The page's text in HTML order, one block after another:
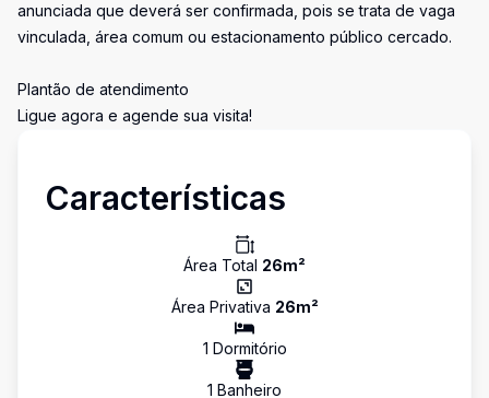
anunciada que deverá ser confirmada, pois se trata de vaga
vinculada, área comum ou estacionamento público cercado.
Plantão de atendimento
Ligue agora e agende sua visita!
Características
Área Total 26m²
Área Privativa 26m²
1 Dormitório
1 Banheiro